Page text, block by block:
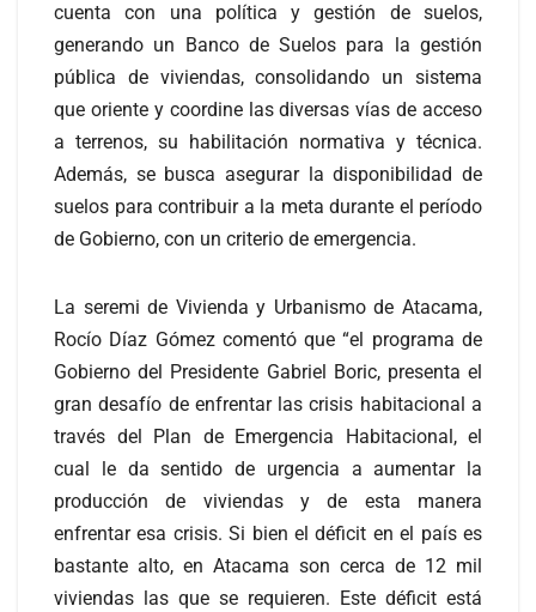
cuenta con una política y gestión de suelos,
generando un Banco de Suelos para la gestión
pública de viviendas, consolidando un sistema
que oriente y coordine las diversas vías de acceso
a terrenos, su habilitación normativa y técnica.
Además, se busca asegurar la disponibilidad de
suelos para contribuir a la meta durante el período
de Gobierno, con un criterio de emergencia.
La seremi de Vivienda y Urbanismo de Atacama,
Rocío Díaz Gómez comentó que “el programa de
Gobierno del Presidente Gabriel Boric, presenta el
gran desafío de enfrentar las crisis habitacional a
través del Plan de Emergencia Habitacional, el
cual le da sentido de urgencia a aumentar la
producción de viviendas y de esta manera
enfrentar esa crisis. Si bien el déficit en el país es
bastante alto, en Atacama son cerca de 12 mil
viviendas las que se requieren. Este déficit está